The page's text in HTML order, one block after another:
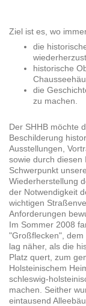
Ziel ist es, wo
die
historische
die
zu machen.
Der SHHB möchte
Beschilderung
Ausstellungen,
sowie durch diesen
Schwerpunkt
Wiederherstellung
der Notwendigkeit
wichtigen
Anforderungen
Im Sommer 2008
"Großflecken",
lag näher, als die
Platz quert, zum
Holsteinischem
schleswig-
machen. Seither
eintausend